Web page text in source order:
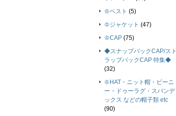
♔ベスト (5)
♔ジャケット (47)
♔CAP (75)
◆スナップバックCAP/スト
ラップバックCAP 特集◆
(32)
♔HAT・ニット帽・ビーニ
ー・ドゥーラグ・スパンデ
ックス などの帽子類 etc
(90)